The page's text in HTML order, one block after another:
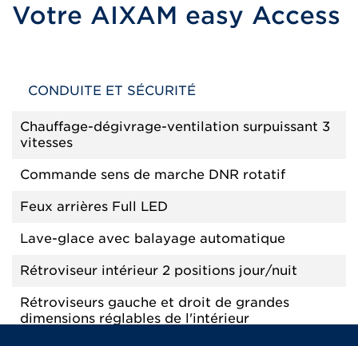
Votre AIXAM easy Access
CONDUITE ET SÉCURITÉ
Chauffage-dégivrage-ventilation surpuissant 3
vitesses
Commande sens de marche DNR rotatif
Feux arrières Full LED
Lave-glace avec balayage automatique
Rétroviseur intérieur 2 positions jour/nuit
Rétroviseurs gauche et droit de grandes
dimensions réglables de l'intérieur